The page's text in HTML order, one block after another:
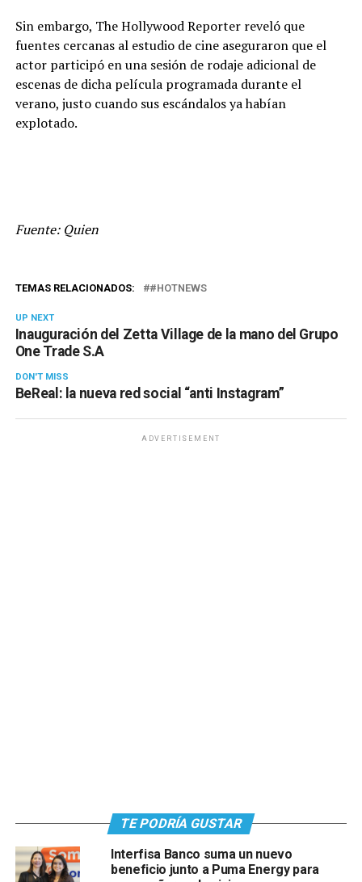
Sin embargo, The Hollywood Reporter reveló que
fuentes cercanas al estudio de cine aseguraron que el
actor participó en una sesión de rodaje adicional de
escenas de dicha película programada durante el
verano, justo cuando sus escándalos ya habían
explotado.
Fuente: Quien
TEMAS RELACIONADOS: #HOTNEWS
UP NEXT
Inauguración del Zetta Village de la mano del Grupo
One Trade S.A
DON'T MISS
BeReal: la nueva red social “anti Instagram”
ADVERTISEMENT
TE PODRÍA GUSTAR
Interfisa Banco suma un nuevo
beneficio junto a Puma Energy para